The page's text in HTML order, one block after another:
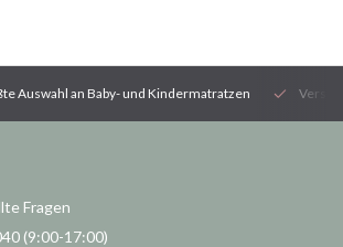
Auswahl an Baby- und Kindermatratzen
Fragen
(9:00-17:00)